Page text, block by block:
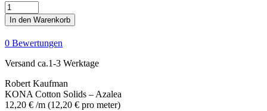
KONA
Cotton
Solids
-
Azalea
Menge
In den Warenkorb
0 Bewertungen
Versand ca.1-3 Werktage
Robert Kaufman
KONA Cotton Solids – Azalea
12,20 € /m (12,20 € pro meter)